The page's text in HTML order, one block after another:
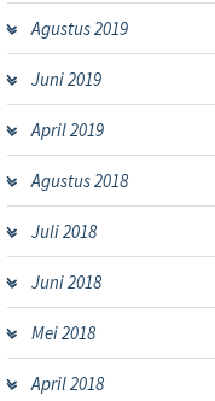
Agustus 2019
Juni 2019
April 2019
Agustus 2018
Juli 2018
Juni 2018
Mei 2018
April 2018